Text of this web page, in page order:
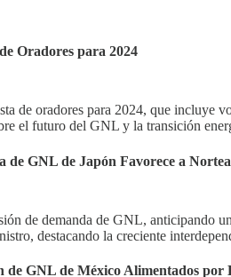
Oradores para 2024
de oradores para 2024, que incluye
el futuro del GNL y la transición
de GNL de Japón Favorece a
de demanda de GNL, anticipando
destacando la creciente
de GNL de México Alimentados